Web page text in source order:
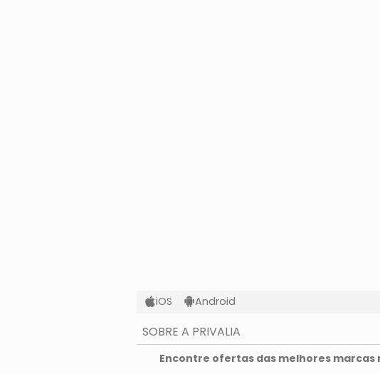
iOS Android
SOBRE A PRIVALIA
O que é a Privalia?
Encontre ofertas das melhores marcas